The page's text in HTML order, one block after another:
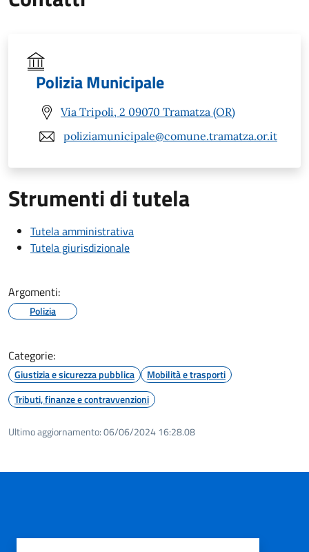
Polizia Municipale
Via Tripoli, 2 09070 Tramatza (OR)
poliziamunicipale@comune.tramatza.or.it
Strumenti di tutela
Tutela amministrativa
Tutela giurisdizionale
Argomenti:
Polizia
Categorie:
Giustizia e sicurezza pubblica
Mobilità e trasporti
Tributi, finanze e contravvenzioni
Ultimo aggiornamento:06/06/2024 16:28.08